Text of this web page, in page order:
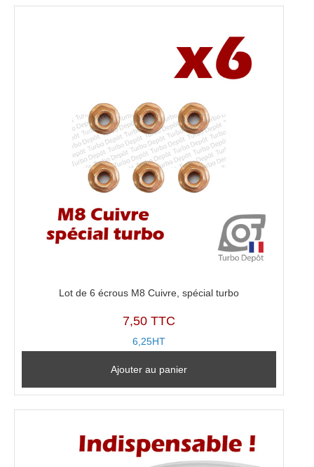
Lot de 6 écrous M8 Cuivre, spécial turbo
7,50 TTC
6,25HT
Ajouter au panier